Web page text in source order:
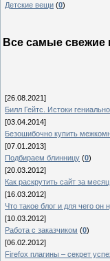
Детские вещи (0)
Все самые свежие
[26.08.2021]
Билл Гейтс. Истоки
[03.04.2014]
Безошибочно купить
[07.01.2013]
Подбираем блинницу (0)
[20.03.2012]
Как раскрутить сайт за месяц
[16.03.2012]
Что такое блог и для чего он
[10.03.2012]
Работа с заказчиком (0)
[06.02.2012]
Firefox плагины – секрет